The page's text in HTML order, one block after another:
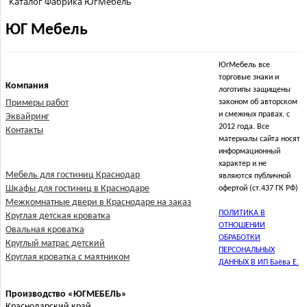
ЮГ Мебель
Компания
Примеры работ
Эквайринг
Контакты
Мебель для гостиниц Краснодар
Шкафы для гостиниц в Краснодаре
Межкомнатные двери в Краснодаре на заказ
Круглая детская кроватка
Овальная кроватка
Круглый матрас детский
Круглая кроватка с маятником
Производство «ЮГМЕБЕЛЬ»
ЮгМебель все
торговые знаки и
логотипы защищены
законом об авторском
и смежных правах, с
2012 года. Все
материалы сайта носят
информационный
характер и не
являются публичной
офертой (ст.437 ГК РФ)
ПОЛИТИКА В
ОТНОШЕНИИ
ОБРАБОТКИ
ПЕРСОНАЛЬНЫХ
ДАННЫХ В ИП Баёва Е.